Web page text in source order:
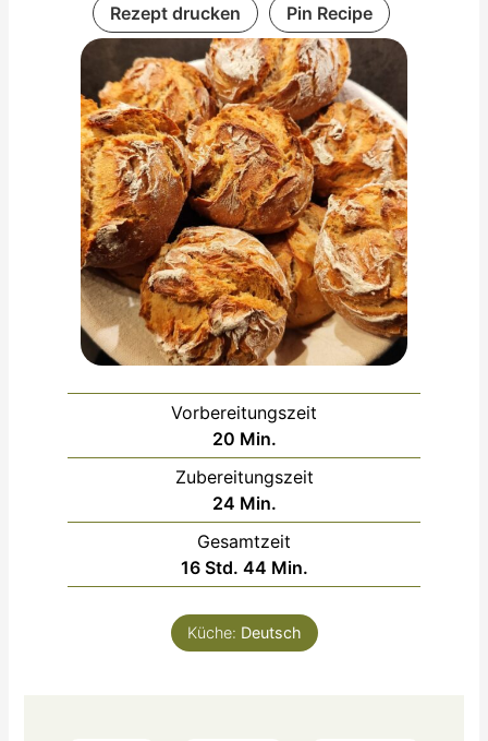
Rezept drucken Pin Recipe
Vorbereitungszeit
20Minuten
Min.
Zubereitungszeit
24Minuten
Min.
Gesamtzeit
16Stunden
Std. 44Minuten
Min.
Küche: Deutsch